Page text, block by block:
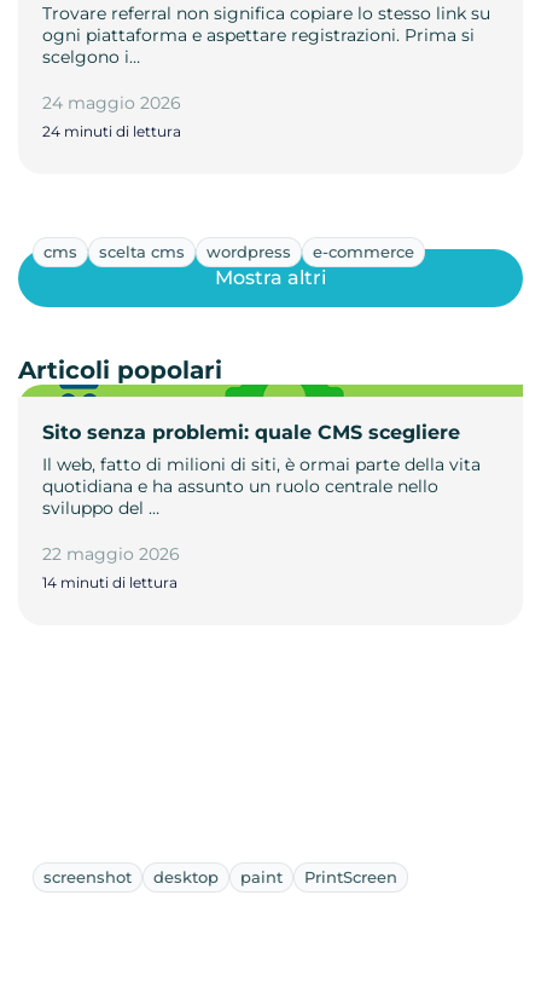
Trovare referral non significa copiare lo stesso link su
ogni piattaforma e aspettare registrazioni. Prima si
scelgono i…
24 maggio 2026
24 minuti di lettura
cms scelta cms wordpress e-commerce
Sito senza problemi: quale CMS scegliere
Il web, fatto di milioni di siti, è ormai parte della vita
quotidiana e ha assunto un ruolo centrale nello
sviluppo del …
22 maggio 2026
14 minuti di lettura
Mostra altri
Articoli popolari
screenshot desktop paint PrintScreen